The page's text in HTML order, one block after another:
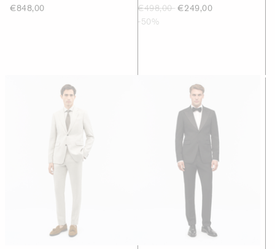
€848,00 €498,00 €249,00
-50%